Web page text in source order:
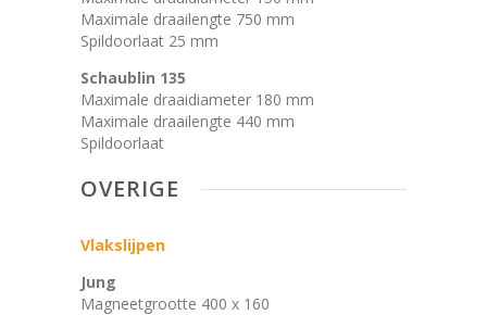
Maximale draailengte 750 mm
Spildoorlaat 25 mm
Schaublin 135
Maximale draaidiameter 180 mm
Maximale draailengte 440 mm
Spildoorlaat
OVERIGE
Vlakslijpen
Jung
Magneetgrootte 400 x 160